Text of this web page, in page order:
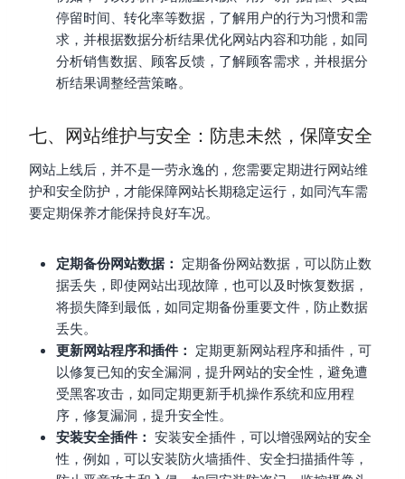
停留时间、转化率等数据，了解用户的行为习惯和需
求，并根据数据分析结果优化网站内容和功能，如同
分析销售数据、顾客反馈，了解顾客需求，并根据分
析结果调整经营策略。
七、网站维护与安全：防患未然，保障安全
网站上线后，并不是一劳永逸的，您需要定期进行网站维
护和安全防护，才能保障网站长期稳定运行，如同汽车需
要定期保养才能保持良好车况。
定期备份网站数据： 定期备份网站数据，可以防止数
据丢失，即使网站出现故障，也可以及时恢复数据，
将损失降到最低，如同定期备份重要文件，防止数据
丢失。
更新网站程序和插件： 定期更新网站程序和插件，可
以修复已知的安全漏洞，提升网站的安全性，避免遭
受黑客攻击，如同定期更新手机操作系统和应用程
序，修复漏洞，提升安全性。
安装安全插件： 安装安全插件，可以增强网站的安全
性，例如，可以安装防火墙插件、安全扫描插件等，